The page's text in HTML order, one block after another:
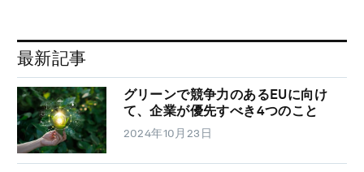
最新記事
グリーンで競争力のあるEUに向け
て、企業が優先すべき4つのこと
2024年10月23日